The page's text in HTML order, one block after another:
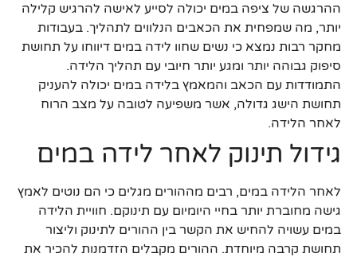
ההרגשה של ציפה במים יכולה לסייע לאישה להרגיש קלילה
יותר, מה שמפחית את הכאבים הנלווים לתהליך. בעבודות
מחקר רבות נמצא כי נשים שחוו לידה במים דיווחו על תחושת
סיפוק גבוהה יותר ומגע יותר חיובי עם תהליך הלידה.
התמודדות עם הכאב והמאמץ בלידה במים יכולה להעניק
תחושת הישג גדולה, אשר משפיעה לטובה על מצב הרוח
לאחר הלידה.
גידול תינוק לאחר לידה במים
לאחר הלידה במים, רבים מההורים מגלים כי הם נוטים לאמץ
גישה מחוברת יותר בחיי היומיום עם תינוקם. חוויית הלידה
במים עשויה להחיש את הקשר בין ההורים לתינוק וליצור
תחושת קרבה מיוחדת. ההורים מקבלים הזדמנות להכיר את